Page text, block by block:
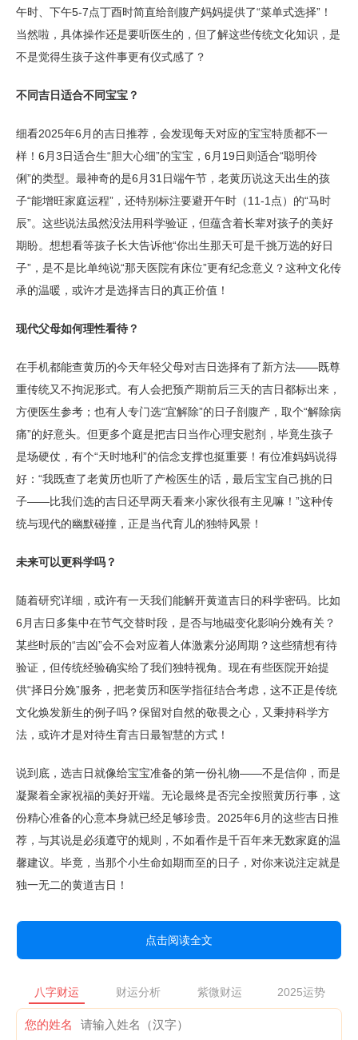
午时、下午5-7点丁酉时简直给剖腹产妈妈提供了“菜单式选择”！
当然啦，具体操作还是要听医生的，但了解这些传统文化知识，是
不是觉得生孩子这件事更有仪式感了？
不同吉日适合不同宝宝？
细看2025年6月的吉日推荐，会发现每天对应的宝宝特质都不一
样！6月3日适合生“胆大心细”的宝宝，6月19日则适合“聪明伶
俐”的类型。最神奇的是6月31日端午节，老黄历说这天出生的孩
子“能增旺家庭运程”，还特别标注要避开午时（11-1点）的“马时
辰”。这些说法虽然没法用科学验证，但蕴含着长辈对孩子的美好
期盼。想想看等孩子长大告诉他“你出生那天可是千挑万选的好日
子”，是不是比单纯说“那天医院有床位”更有纪念意义？这种文化传
承的温暖，或许才是选择吉日的真正价值！
现代父母如何理性看待？
在手机都能查黄历的今天年轻父母对吉日选择有了新方法——既尊
重传统又不拘泥形式。有人会把预产期前后三天的吉日都标出来，
方便医生参考；也有人专门选“宜解除”的日子剖腹产，取个“解除病
痛”的好意头。但更多个庭是把吉日当作心理安慰剂，毕竟生孩子
是场硬仗，有个“天时地利”的信念支撑也挺重要！有位准妈妈说得
好：“我既查了老黄历也听了产检医生的话，最后宝宝自己挑的日
子——比我们选的吉日还早两天看来小家伙很有主见嘛！”这种传
统与现代的幽默碰撞，正是当代育儿的独特风景！
未来可以更科学吗？
随着研究详细，或许有一天我们能解开黄道吉日的科学密码。比如
6月吉日多集中在节气交替时段，是否与地磁变化影响分娩有关？
某些时辰的“吉凶”会不会对应着人体激素分泌周期？这些猜想有待
验证，但传统经验确实给了我们独特视角。现在有些医院开始提
供“择日分娩”服务，把老黄历和医学指征结合考虑，这不正是传统
文化焕发新生的例子吗？保留对自然的敬畏之心，又秉持科学方
法，或许才是对待生育吉日最智慧的方式！
说到底，选吉日就像给宝宝准备的第一份礼物——不是信仰，而是
凝聚着全家祝福的美好开端。无论最终是否完全按照黄历行事，这
份精心准备的心意本身就已经足够珍贵。2025年6月的这些吉日推
荐，与其说是必须遵守的规则，不如看作是千百年来无数家庭的温
馨建议。毕竟，当那个小生命如期而至的日子，对你来说注定就是
独一无二的黄道吉日！
点击阅读全文
八字财运 财运分析 紫微财运 2025运势
您的姓名